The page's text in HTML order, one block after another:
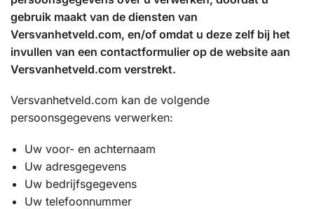
gebruik maakt van de diensten van
Versvanhetveld.com, en/of omdat u deze zelf bij het
invullen van een contactformulier op de website aan
Versvanhetveld.com verstrekt.
Versvanhetveld.com kan de volgende
persoonsgegevens verwerken:
Uw voor- en achternaam
Uw adresgegevens
Uw bedrijfsgegevens
Uw telefoonnummer